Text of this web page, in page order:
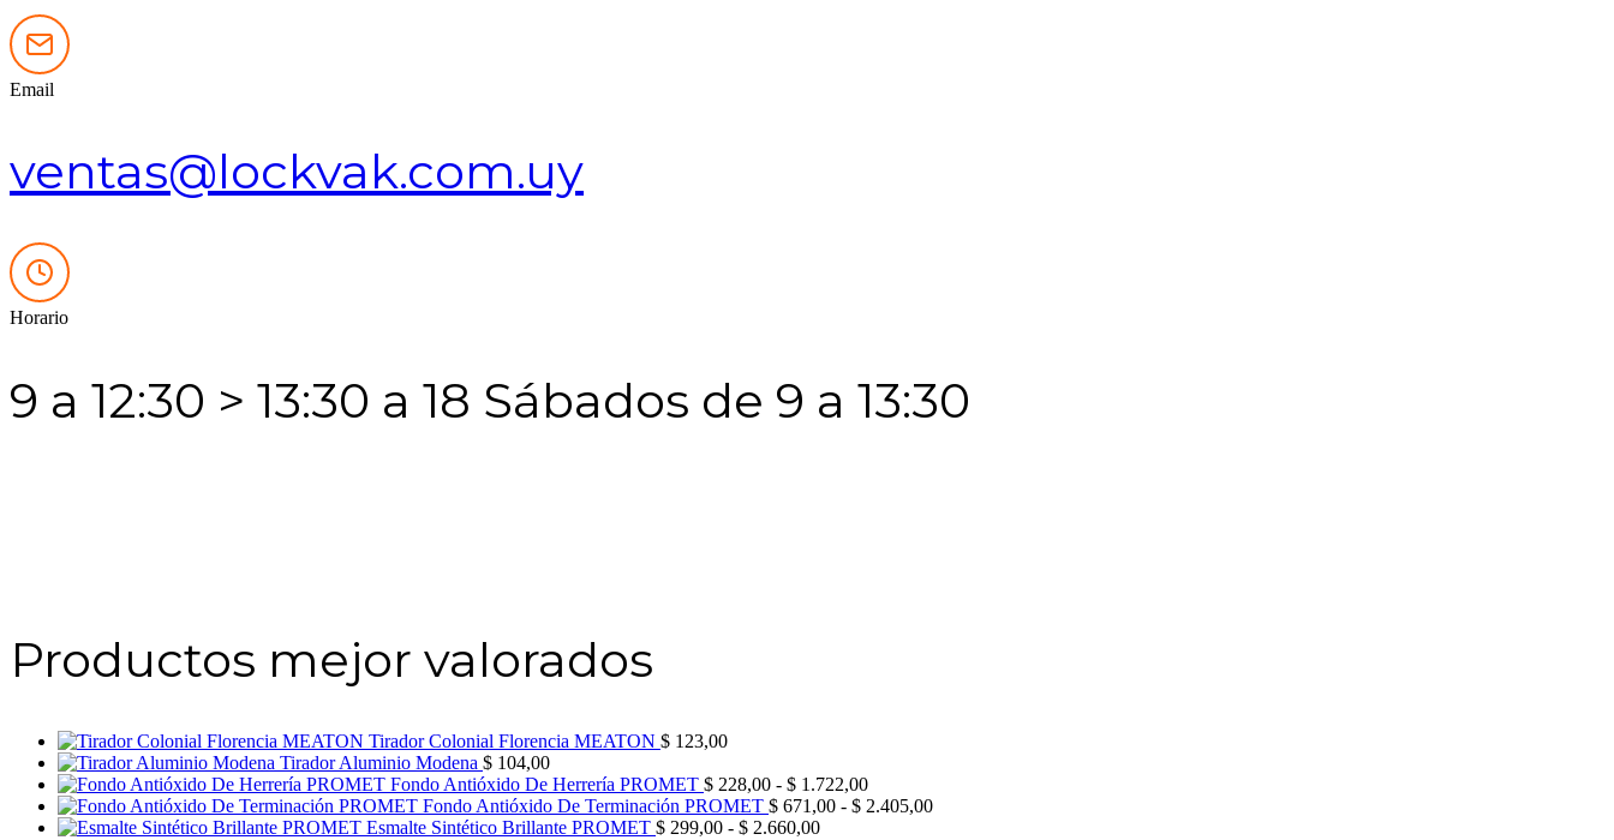
Email
ventas@lockvak.com.uy
Horario
9 a 12:30 > 13:30 a 18 Sábados de 9 a 13:30
Productos mejor valorados
Tirador Colonial Florencia MEATON $ 123,00
Tirador Aluminio Modena $ 104,00
Fondo Antióxido De Herrería PROMET $ 228,00 - $ 1.722,00Rango
de
Fondo Antióxido De Terminación PROMET $ 671,00 - $ 2.405,00Rango
Esmalte Sintético Brillante PROMET $ 299,00 - $ 2.660,00Rango